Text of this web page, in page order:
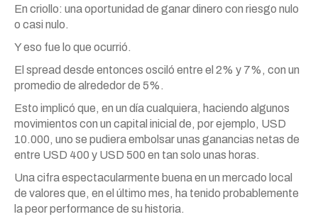
En criollo: una oportunidad de ganar dinero con riesgo nulo
o casi nulo.
Y eso fue lo que ocurrió.
El spread desde entonces osciló entre el 2% y 7%, con un
promedio de alrededor de 5%.
Esto implicó que, en un día cualquiera, haciendo algunos
movimientos con un capital inicial de, por ejemplo, USD
10.000, uno se pudiera embolsar unas ganancias netas de
entre USD 400 y USD 500 en tan solo unas horas.
Una cifra espectacularmente buena en un mercado local
de valores que, en el último mes, ha tenido probablemente
la peor performance de su historia.